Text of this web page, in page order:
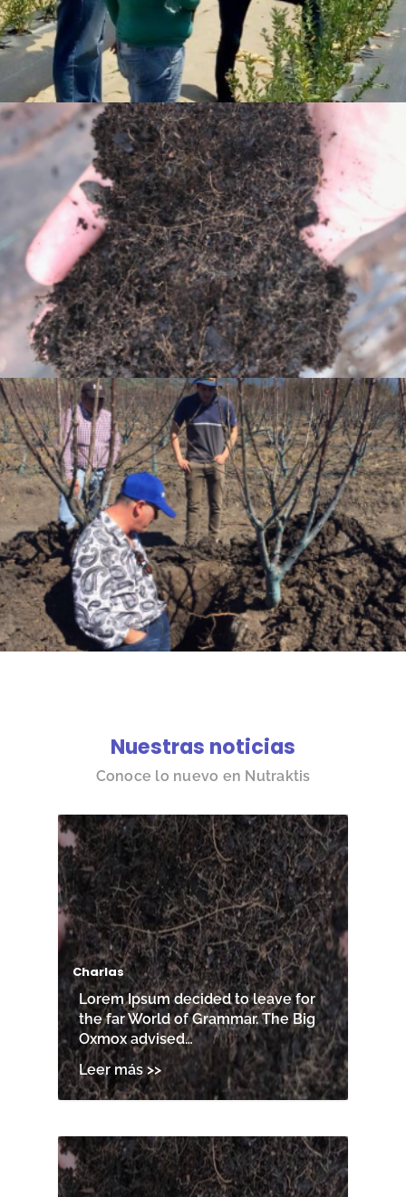
Nuestras noticias
Conoce lo nuevo en Nutraktis
Charlas
Lorem Ipsum decided to leave for
the far World of Grammar. The Big
Oxmox advised…